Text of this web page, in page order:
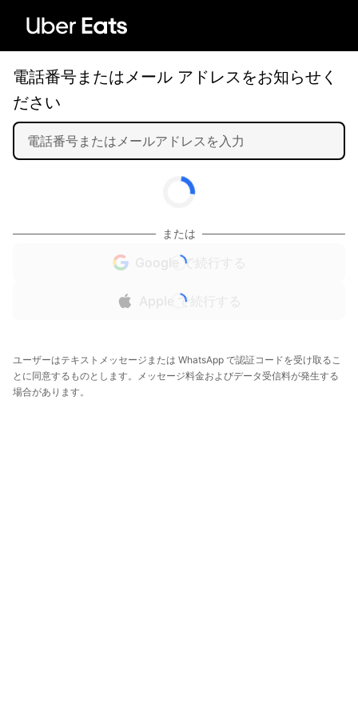
電話番号またはメール アドレスをお知らせく
ださい
または
Google で続行する
Apple で続行する
ユーザーはテキストメッセージまたは WhatsApp で認証コードを受け取るこ
とに同意するものとします。メッセージ料金およびデータ受信料が発生する
場合があります。